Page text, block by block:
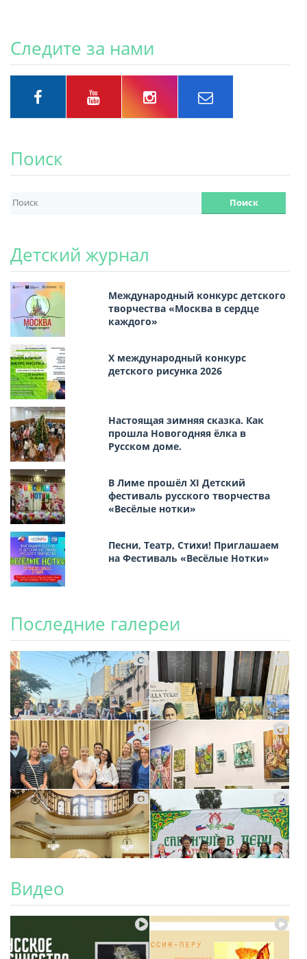
Следите за нами
Поиск
Детский журнал
Международный конкурс детского
творчества «Москва в сердце
каждого»
Х международный конкурс
детского рисунка 2026
Настоящая зимняя сказка. Как
прошла Новогодняя ёлка в
Русском доме.
В Лиме прошёл XI Детский
фестиваль русского творчества
«Весёлые нотки»
Песни, Театр, Стихи! Приглашаем
на Фестиваль «Весёлые Нотки»
Последние галереи
Видео